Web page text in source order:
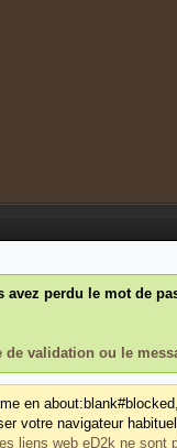
perdu le mot de
validation ou le
en
votre navigateur
liens web eD2k ne sont